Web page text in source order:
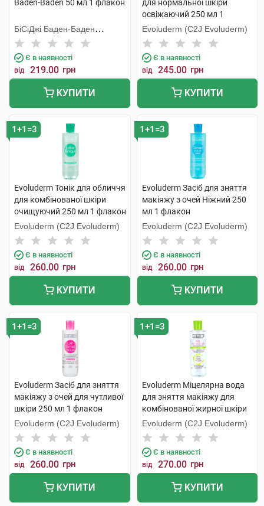
Baden-Baden 50 мл 1 флакон
БіСіДжі Баден-Баден
Косметікс Груп Гмбх
Є в наявності
від 219.00 грн
КУПИТИ
для нормальної шкіри
освіжаючий 250 мл 1
флакон
Evoluderm (C2J Evoluderm)
Є в наявності
від 245.00 грн
КУПИТИ
1+1=3
Evoluderm Тонік для обличчя
для комбінованої шкіри
очищуючий 250 мл 1 флакон
Evoluderm (C2J Evoluderm)
Є в наявності
від 260.00 грн
КУПИТИ
1+1=3
Evoluderm Засіб для зняття
макіяжу з очей Ніжний 250
мл 1 флакон
Evoluderm (C2J Evoluderm)
Є в наявності
від 260.00 грн
КУПИТИ
1+1=3
Evoluderm Засіб для зняття
макіяжу з очей для чутливої
шкіри 250 мл 1 флакон
Evoluderm (C2J Evoluderm)
Є в наявності
від 260.00 грн
КУПИТИ
1+1=3
Evoluderm Міцелярна вода
для зняття макіяжу для
комбінованої жирної шкіри
обличчя 250 мл 1 флакон
Evoluderm (C2J Evoluderm)
Є в наявності
від 270.00 грн
КУПИТИ